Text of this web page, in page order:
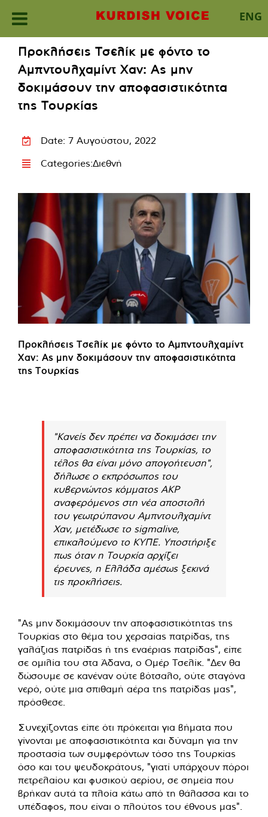
ENG
content
Προκλήσεις Τσελίκ με φόντο το
Αμπντουλχαμίντ Χαν: Ας μην
δοκιμάσουν την αποφασιστικότητα
της Τουρκίας
Date: 7 Αυγούστου, 2022
Categories:Διεθνή
Προκλήσεις Τσελίκ με φόντο το Αμπντουλχαμίντ
Χαν: Ας μην δοκιμάσουν την αποφασιστικότητα
της Τουρκίας
"Κανείς δεν πρέπει να δοκιμάσει την
αποφασιστικότητα της Τουρκίας, το
τέλος θα είναι μόνο απογοήτευση",
δήλωσε ο εκπρόσωπος του
κυβερνώντος κόμματος ΑΚΡ
αναφερόμενος στη νέα αποστολή
του γεωτρύπανου Αμπντουλχαμίντ
Χαν, μετέδωσε το sigmalive,
επικαλούμενο το ΚΥΠΕ. Υποστήριξε
πως όταν η Τουρκία αρχίζει
έρευνες, η Ελλάδα αμέσως ξεκινά
τις προκλήσεις.
"Ας μην δοκιμάσουν την αποφασιστικότητας της
Τουρκίας στο θέμα του χερσαίας πατρίδας, της
γαλάζιας πατρίδας ή της εναέριας πατρίδας", είπε
σε ομιλία του στα Άδανα, ο Ομέρ Τσελίκ. "Δεν θα
δώσουμε σε κανέναν ούτε βότσαλο, ούτε σταγόνα
νερό, ούτε μια σπιθαμή αέρα της πατρίδας μας",
πρόσθεσε.
Συνεχίζοντας είπε ότι πρόκειται για βήματα που
γίνονται με αποφασιστικότητα και δύναμη για την
προστασία των συμφερόντων τόσο της Τουρκίας
όσο και του ψευδοκράτους, "γιατί υπάρχουν πόροι
πετρελαίου και φυσικού αερίου, σε σημεία που
βρήκαν αυτά τα πλοία κάτω από τη θάλασσα και το
υπέδαφος, που είναι ο πλούτος του έθνους μας".